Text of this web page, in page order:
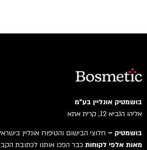
בושמטיק אונליין בע"מ
אליהו הנביא 12, קרית אתא
בושמטיק –חלוצי הבישום והטיפוח אונליין
מאות אלפי לקוחותכבר הפכו אותנו לכתובת